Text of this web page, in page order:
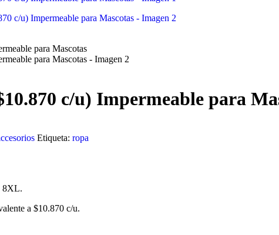
c/u) Impermeable para
Etiqueta: ropa
8XL.
a $10.870 c/u.